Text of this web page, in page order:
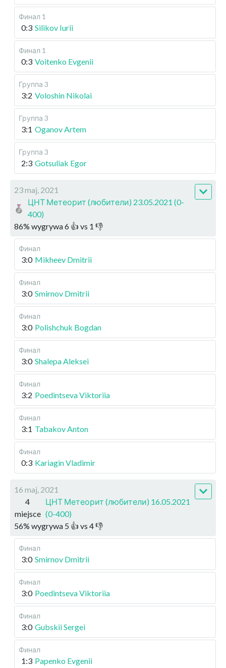
Финал 1
0:3 Silikov Iurii
Финал 1
0:3 Voitenko Evgenii
Группа 3
3:2 Voloshin Nikolai
Группа 3
3:1 Oganov Artem
Группа 3
2:3 Gotsuliak Egor
23 maj, 2021
ЦНТ Метеорит (любители) 23.05.2021 (0-
400)
86% wygrywa6 👍 vs 1 👎
Финал
3:0 Mikheev Dmitrii
Финал
3:0 Smirnov Dmitrii
Финал
3:0 Polishchuk Bogdan
Финал
3:0 Shalepa Aleksei
Финал
3:2 Poedintseva Viktoriia
Финал
3:1 Tabakov Anton
Финал
0:3 Kariagin Vladimir
16 maj, 2021
4
miejsce
ЦНТ Метеорит (любители) 16.05.2021
(0-400)
56% wygrywa 5 👍 vs 4👎
Финал
3:0 Smirnov Dmitrii
Финал
3:0 Poedintseva Viktoriia
Финал
3:0 Gubskii Sergei
Финал
1:3 Papenko Evgenii